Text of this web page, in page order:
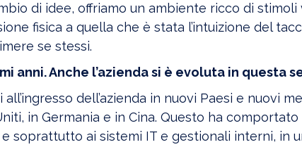
di idee, offriamo un ambiente ricco di stimoli
fisica a quella che è stata l’intuizione del
se stessi.
anni. Anche l’azienda si è evoluta in questa
dell’azienda in nuovi Paesi e nuovi
in Germania e in Cina. Questo ha comportato
soprattutto ai sistemi IT e gestionali interni, in